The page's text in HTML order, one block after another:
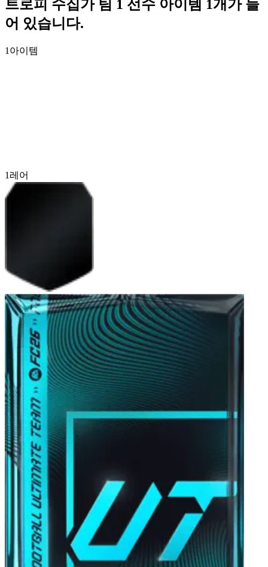
트로피 수집가 팀 1 선수 아이템 1개가 들
어 있습니다.
1 아이템
1 레어